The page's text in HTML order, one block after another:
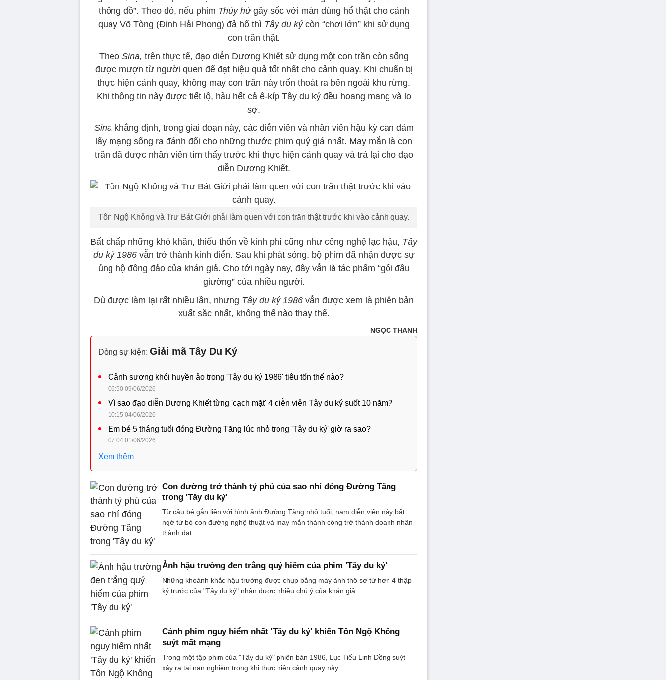
thông đồ”. Theo đó, nếu phim Thủy hửgây sốc với màn dùng hổ thật cho cảnh
quay Võ Tòng (Đinh Hải Phong) đả hổ thì Tây du kýcòn “chơi lớn” khi sử dụng
con trăn thật.
TheoSina, trên thực tế, đạo diễn Dương Khiết sử dụng một con trăn còn sống
được mượn từ người quen để đạt hiệu quả tốt nhất cho cảnh quay. Khi chuẩn bị
thực hiện cảnh quay, không may con trăn này trốn thoát ra bên ngoài khu rừng.
Khi thông tin này được tiết lộ, hầu hết cả ê-kíp Tây du ký đều hoang mang và lo
sợ.
Sinakhẳng định, trong giai đoạn này, các diễn viên và nhân viên hậu kỳ can đảm
lấy mạng sống ra đánh đổi cho những thước phim quý giá nhất. May mắn là con
trăn đã được nhân viên tìm thấy trước khi thực hiện cảnh quay và trả lại cho đạo
diễn Dương Khiết.
Tôn Ngộ Không và Trư Bát Giới phải làm quen với con trăn thật trước khi vào cảnh quay.
Bất chấp những khó khăn, thiếu thốn về kinh phí cũng như công nghệ lạc hậu, Tây
du ký 1986vẫn trở thành kinh điển. Sau khi phát sóng, bộ phim đã nhận được sự
ủng hộ đông đảo của khán giả. Cho tới ngày nay, đây vẫn là tác phẩm “gối đầu
giường” của nhiều người.
Dù được làm lại rất nhiều lần, nhưng Tây du ký 1986 vẫn được xem là phiên bản
xuất sắc nhất, không thể nào thay thế.
NGỌC THANH
Dòng sự kiện: Giải mã Tây Du Ký
Cảnh sương khói huyền ảo trong 'Tây du ký 1986' tiêu tốn thế nào?
06:50 09/06/2026
Vì sao đạo diễn Dương Khiết từng 'cạch mặt' 4 diễn viên Tây du ký suốt 10 năm?
10:15 04/06/2026
Em bé 5 tháng tuổi đóng Đường Tăng lúc nhỏ trong 'Tây du ký' giờ ra sao?
07:04 01/06/2026
Xem thêm
Con đường trở thành tỷ phú của sao nhí đóng Đường Tăng
trong 'Tây du ký'
Từ cậu bé gắn liền với hình ảnh Đường Tăng nhỏ tuổi, nam diễn viên này bất
ngờ từ bỏ con đường nghệ thuật và may mắn thành công trở thành doanh nhân
thành đạt.
Ảnh hậu trường đen trắng quý hiếm của phim 'Tây du ký'
Những khoảnh khắc hậu trường được chụp bằng máy ảnh thô sơ từ hơn 4 thập
kỷ trước của "Tây du ký" nhận được nhiều chú ý của khán giả.
Cảnh phim nguy hiểm nhất 'Tây du ký' khiến Tôn Ngộ Không
suýt mất mạng
Trong một tập phim của "Tây du ký" phiên bản 1986, Lục Tiểu Linh Đồng suýt
xảy ra tai nạn nghiêm trọng khi thực hiện cảnh quay này.